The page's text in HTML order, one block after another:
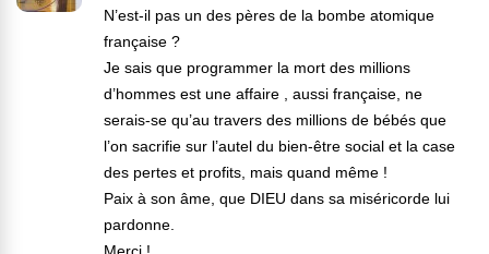
N’est-il pas un des pères de la bombe atomique
française ?
Je sais que programmer la mort des millions
d’hommes est une affaire , aussi française, ne
serais-se qu’au travers des millions de bébés que
l’on sacrifie sur l’autel du bien-être social et la case
des pertes et profits, mais quand même !
Paix à son âme, que DIEU dans sa miséricorde lui
pardonne.